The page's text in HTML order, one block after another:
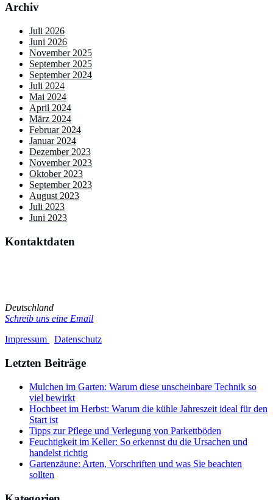
Archiv
Juli 2026
Juni 2026
November 2025
September 2025
September 2024
Juli 2024
Mai 2024
April 2024
März 2024
Februar 2024
Januar 2024
Dezember 2023
November 2023
Oktober 2023
September 2023
August 2023
Juli 2023
Juni 2023
Kontaktdaten
Deutschland
Schreib uns eine Email
Impressum
Datenschutz
Letzten Beiträge
Mulchen im Garten: Warum diese unscheinbare Technik so
viel bewirkt
Hochbeet im Herbst: Warum die kühle Jahreszeit ideal für den
Start ist
Tipps zur Pflege und Verlegung von Parkettböden
Feuchtigkeit im Keller: So erkennst du die Ursachen und
handelst richtig
Gartenzäune: Arten, Vorschriften und was Sie beachten
sollten